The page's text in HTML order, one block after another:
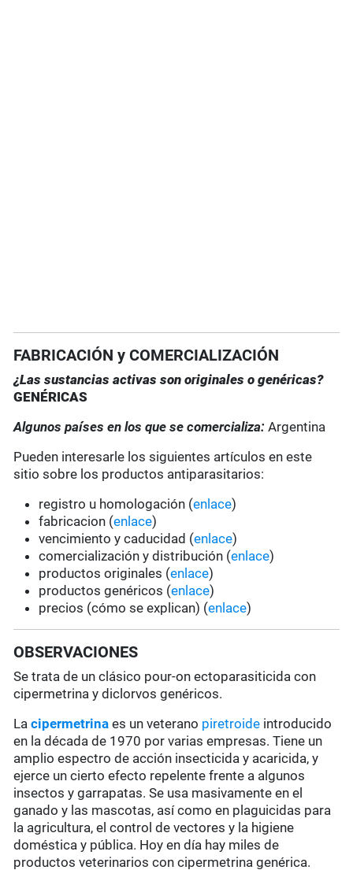
FABRICACIÓN y COMERCIALIZACIÓN
¿Las sustancias activas son originales o genéricas?
GENÉRICAS
Algunos países en los que se comercializa: Argentina
Pueden interesarle los siguientes artículos en este
sitio sobre los productos antiparasitarios:
registro u homologación (enlace)
fabricacion (enlace)
vencimiento y caducidad (enlace)
comercialización y distribución (enlace)
productos originales (enlace)
productos genéricos (enlace)
precios (cómo se explican) (enlace)
OBSERVACIONES
Se trata de un clásico pour-on ectoparasiticida con
cipermetrina y diclorvos genéricos.
Lacipermetrinaes un veterano piretroide introducido
en la década de 1970 por varias empresas. Tiene un
amplio espectro de acción insecticida y acaricida, y
ejerce un cierto efecto repelente frente a algunos
insectos y garrapatas. Se usa masivamente en el
ganado y las mascotas, así como en plaguicidas para
la agricultura, el control de vectores y la higiene
doméstica y pública. Hoy en día hay miles de
productos veterinarios con cipermetrina genérica.